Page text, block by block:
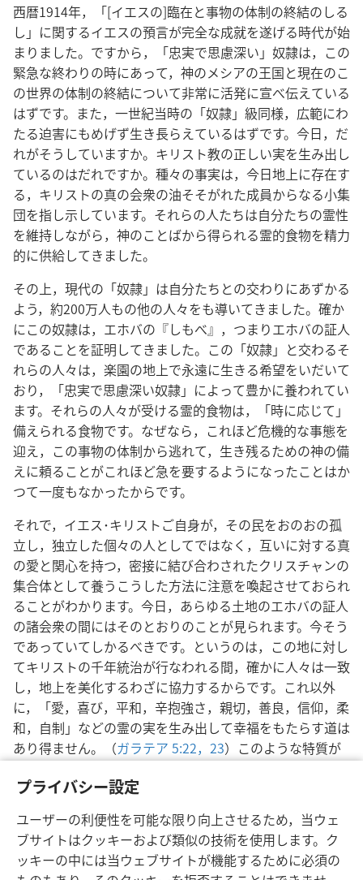
プライバシー設定
ユーザーの利便性を可能な限り向上させるため，当ウェ
ブサイトはクッキーおよび類似の技術を使用します。ク
ッキーの中には当ウェブサイトが機能するために必須の
西暦1914年，「[イエスの]臨在と事物の体制の終結のしる
し」に関するイエスの預言が完全な成就を遂げる時代が始
まりました。ですから，「忠実で思慮深い」奴隷は，この
緊急な終わりの時にあって，神のメシアの王国と現在のこ
の世界の体制の終結について非常に活発に宣べ伝えている
はずです。また，一世紀当時の「奴隷」級同様，広範にわ
たる迫害にもめげず生き長らえているはずです。今日，だ
れがそうしていますか。キリスト教の正しい実を生み出し
ているのはだれですか。種々の事実は，今日地上に存在す
る，キリストの真の会衆の油そそがれた成員からなる小集
団を指し示しています。それらの人たちは自分たちの霊性
を維持しながら，神のことばから得られる霊的食物を精力
的に供給してきました。
その上，現代の「奴隷」は自分たちとの交わりにあずかる
よう，約200万人もの他の人々をも導いてきました。確か
にこの奴隷は，エホバの『しもべ』，つまりエホバの証人
であることを証明してきました。この「奴隷」と交わるそ
れらの人々は，楽園の地上で永遠に生きる希望をいだいて
おり，「忠実で思慮深い奴隷」によって豊かに養われてい
ます。それらの人々が受ける霊的食物は，「時に応じて」
備えられる食物です。なぜなら，これほど危機的な事態を
迎え，この事物の体制から逃れて，生き残るための神の備
えに頼ることがこれほど急を要するようになったことはか
つて一度もなかったからです。
それで，イエス･キリストご自身が，その民をおのおの孤
立し，独立した個々の人としてではなく，互いに対する真
の愛と関心を持つ，密接に結び合わされたクリスチャンの
集合体として養うこうした方法に注意を喚起させておられ
ることがわかります。今日，あらゆる土地のエホバの証人
の諸会衆の間にはそのとおりのことが見られます。今そう
であっていてしかるべきです。というのは，この地に対し
てキリストの千年統治が行なわれる間，確かに人々は一致
し，地上を美化するわざに協力するからです。これ以外
に，「愛，喜び，平和，辛抱強さ，親切，善良，信仰，柔
和，自制」などの霊の実を生み出して幸福をもたらす道は
あり得ません。（ガラテア 5:22，23）このような特質が
存分に享受できるのです。